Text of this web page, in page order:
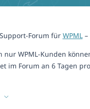
Forum für WPML–
WPML-Kunden
im Forum an 6 Tagen